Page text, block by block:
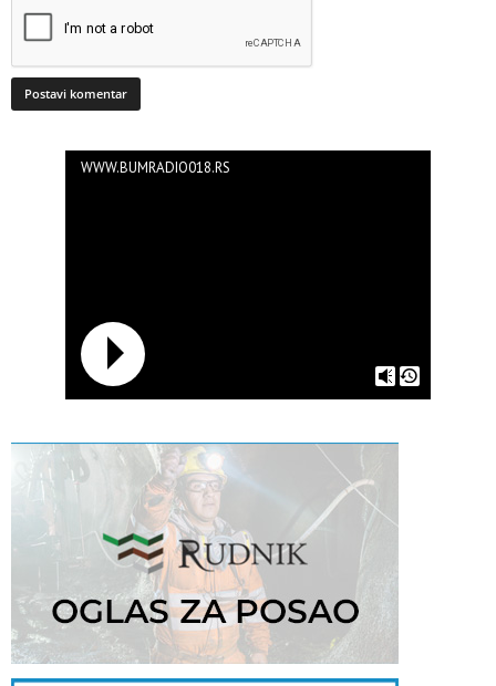
WWW.BUMRADIO018.RS